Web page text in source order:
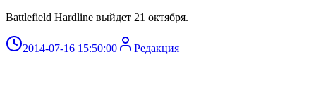
Battlefield Hardline выйдет 21 октября.
2014-07-16 15:50:00 Редакция